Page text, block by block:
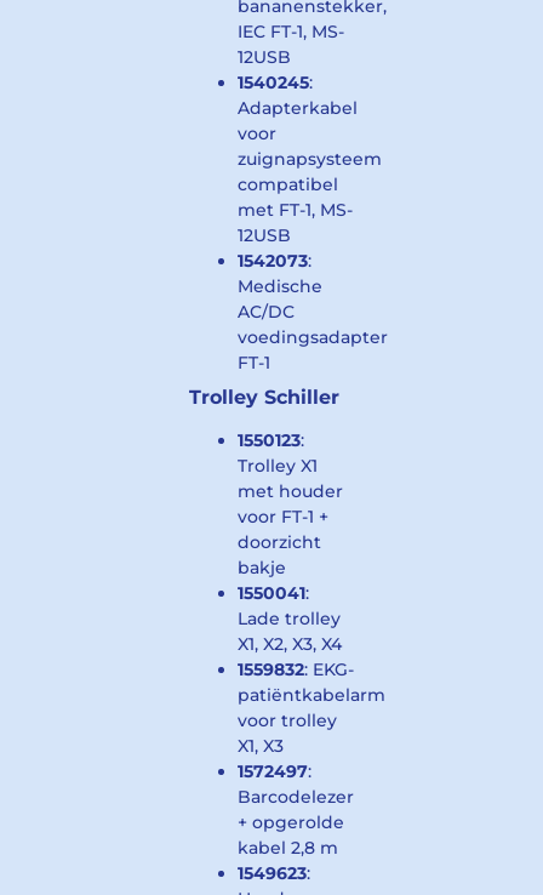
bananenstekker,
IEC FT-1, MS-
12USB
1540245:
Adapterkabel
voor
zuignapsysteem
compatibel
met FT-1, MS-
12USB
1542073:
Medische
AC/DC
voedingsadapter
FT-1
Trolley Schiller
1550123:
Trolley X1
met houder
voor FT-1 +
doorzicht
bakje
1550041:
Lade trolley
X1, X2, X3, X4
1559832: EKG-
patiëntkabelarm
voor trolley
X1, X3
1572497:
Barcodelezer
+ opgerolde
kabel 2,8 m
1549623: